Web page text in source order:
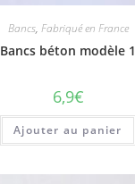
Bancs, Fabriqué en France
Bancs béton modèle 1
6,9€
Ajouter au panier